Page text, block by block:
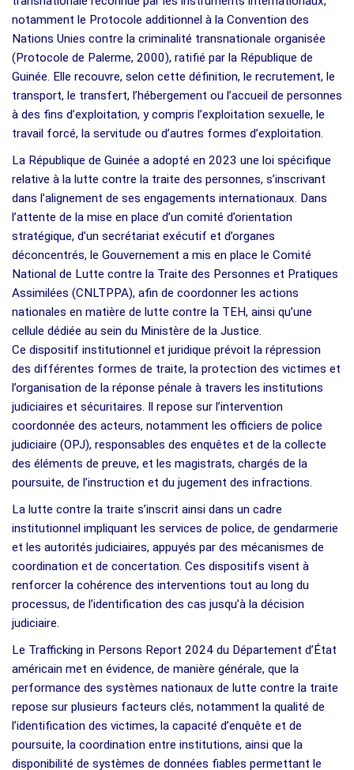
notamment le Protocole additionnel à la Convention des
Nations Unies contre la criminalité transnationale organisée
(Protocole de Palerme, 2000), ratifié par la République de
Guinée. Elle recouvre, selon cette définition, le recrutement, le
transport, le transfert, l’hébergement ou l’accueil de personnes
à des fins d’exploitation, y compris l’exploitation sexuelle, le
travail forcé, la servitude ou d’autres formes d’exploitation.
La République de Guinée a adopté en 2023 une loi spécifique
relative à la lutte contre la traite des personnes, s’inscrivant
dans l’alignement de ses engagements internationaux. Dans
l’attente de la mise en place d’un comité d’orientation
stratégique, d’un secrétariat exécutif et d’organes
déconcentrés, le Gouvernement a mis en place le Comité
National de Lutte contre la Traite des Personnes et Pratiques
Assimilées (CNLTPPA), afin de coordonner les actions
nationales en matière de lutte contre la TEH, ainsi qu’une
cellule dédiée au sein du Ministère de la Justice.
Ce dispositif institutionnel et juridique prévoit la répression
des différentes formes de traite, la protection des victimes et
l’organisation de la réponse pénale à travers les institutions
judiciaires et sécuritaires. Il repose sur l’intervention
coordonnée des acteurs, notamment les officiers de police
judiciaire (OPJ), responsables des enquêtes et de la collecte
des éléments de preuve, et les magistrats, chargés de la
poursuite, de l’instruction et du jugement des infractions.
La lutte contre la traite s’inscrit ainsi dans un cadre
institutionnel impliquant les services de police, de gendarmerie
et les autorités judiciaires, appuyés par des mécanismes de
coordination et de concertation. Ces dispositifs visent à
renforcer la cohérence des interventions tout au long du
processus, de l’identification des cas jusqu’à la décision
judiciaire.
Le Trafficking in Persons Report 2024 du Département d’État
américain met en évidence, de manière générale, que la
performance des systèmes nationaux de lutte contre la traite
repose sur plusieurs facteurs clés, notamment la qualité de
l’identification des victimes, la capacité d’enquête et de
poursuite, la coordination entre institutions, ainsi que la
disponibilité de systèmes de données fiables permettant le